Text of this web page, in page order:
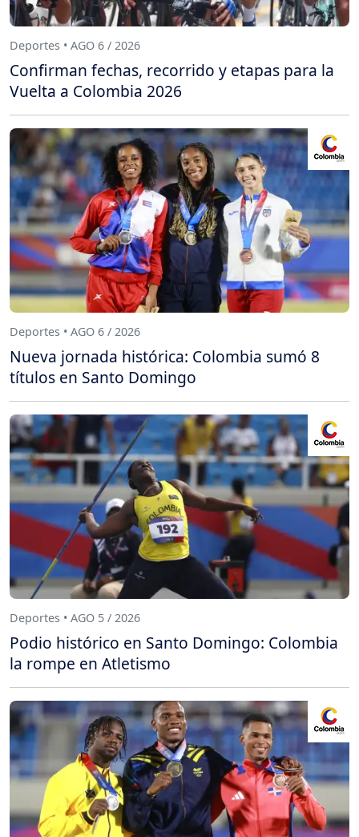
Deportes • AGO 6 / 2026
Confirman fechas, recorrido y etapas para la
Vuelta a Colombia 2026
Deportes • AGO 6 / 2026
Nueva jornada histórica: Colombia sumó 8
títulos en Santo Domingo
Deportes • AGO 5 / 2026
Podio histórico en Santo Domingo: Colombia
la rompe en Atletismo